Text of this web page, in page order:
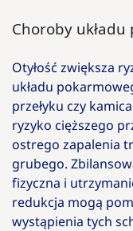
Choroby
Otyłość zwiększa
układu
przełyku czy
ryzyko cięższego
ostrego zapalenia
grubego.
fizyczna i
redukcja mogą
wystąpienia tych